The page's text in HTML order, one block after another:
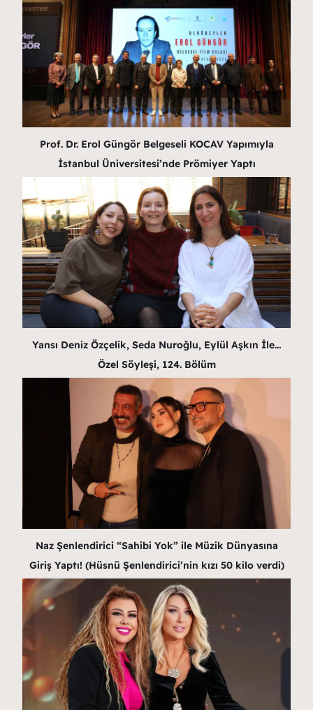
Prof. Dr. Erol Güngör Belgeseli KOCAV Yapımıyla
İstanbul Üniversitesi’nde Prömiyer Yaptı
Yansı Deniz Özçelik, Seda Nuroğlu, Eylül Aşkın İle…
Özel Söyleşi, 124. Bölüm
Naz Şenlendirici “Sahibi Yok” ile Müzik Dünyasına
Giriş Yaptı! (Hüsnü Şenlendirici’nin kızı 50 kilo verdi)